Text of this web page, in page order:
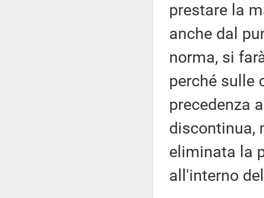
prestare la
anche dal
norma, si
perché sulle
precedenza
discontinua,
eliminata la
all'interno